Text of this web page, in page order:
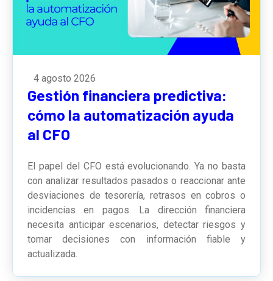
4 agosto 2026
Gestión financiera predictiva:
cómo la automatización ayuda
al CFO
El papel del CFO está evolucionando. Ya no basta
con analizar resultados pasados o reaccionar ante
desviaciones de tesorería, retrasos en cobros o
incidencias en pagos. La dirección financiera
necesita anticipar escenarios, detectar riesgos y
tomar decisiones con información fiable y
actualizada.